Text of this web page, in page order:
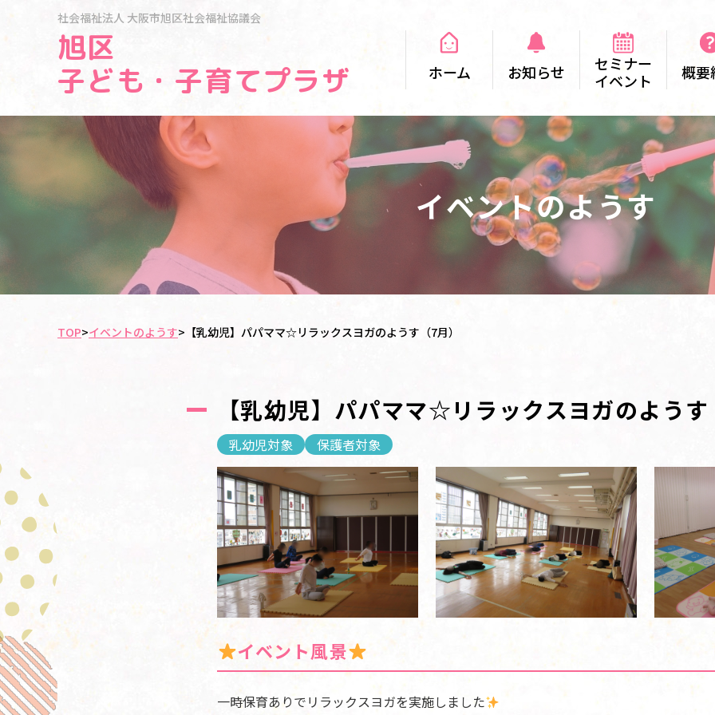
社会福祉法人 大阪市旭区社会福祉協議会
旭区
子ども・子育てプラザ
ホーム お知らせ
セミナー
イベント
概要
イベントのようす
TOP>イベントのようす> 【乳幼児】パパママ☆リラックスヨガのようす（7月）
【乳幼児】パパママ☆リラックスヨガのよう
乳幼児対象 保護者対象
イベント風景
一時保育ありでリラックスヨガを実施しました